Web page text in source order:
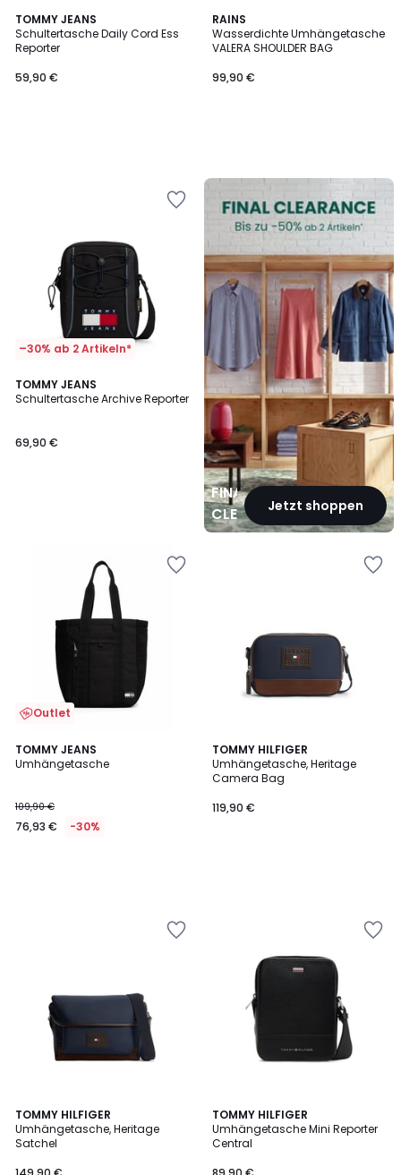
TOMMY JEANS
Schultertasche Daily Cord Ess
Reporter
59,90 €
RAINS
Wasserdichte Umhängetasche
VALERA SHOULDER BAG
99,90 €
–30% ab 2 Artikeln*
TOMMY JEANS
Schultertasche Archive Reporter
69,90 €
FINAL
CLEARANCEJetzt shoppen
FINAL
CLEARANCE
Outlet
TOMMY JEANS
Umhängetasche
109,90 €
76,93 € -30%
TOMMY HILFIGER
Umhängetasche, Heritage
Camera Bag
119,90 €
TOMMY HILFIGER
Umhängetasche, Heritage
Satchel
TOMMY HILFIGER
Umhängetasche Mini Reporter
Central